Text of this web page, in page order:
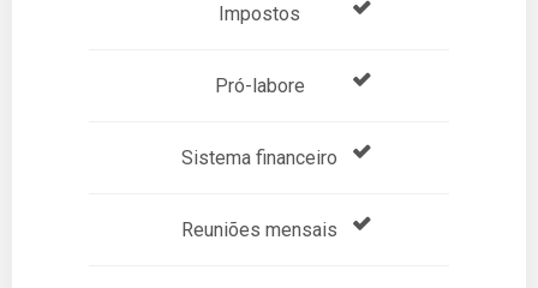
Impostos
Pró-labore
Sistema financeiro
Reuniões mensais